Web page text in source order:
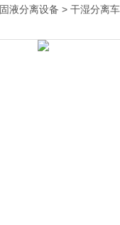
固液分离设备 > 干湿分离车